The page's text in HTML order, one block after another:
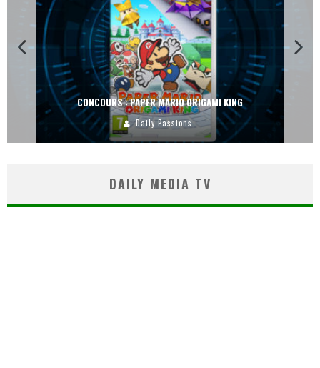
CONCOURS : PAPER MARIO ORIGAMI KING
Daily Passions
DAILY MEDIA TV